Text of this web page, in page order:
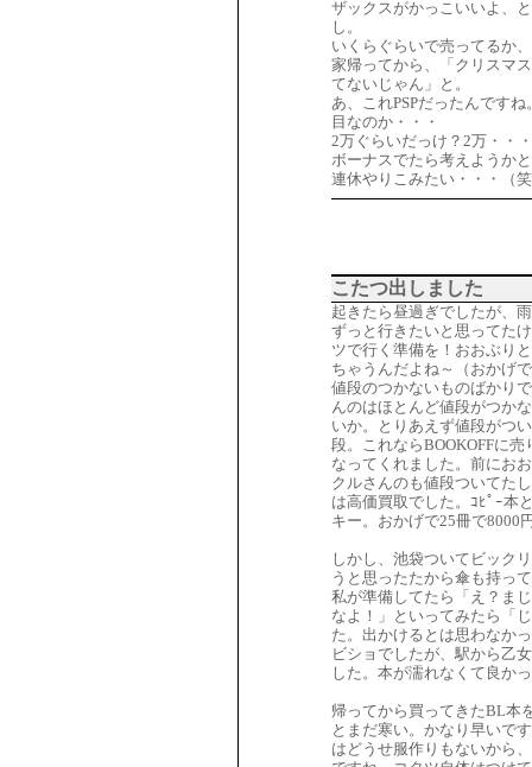
ザックスがかっこいいよ、
し。
いくらぐらいで売ってるか
家帰ってから、「クリスマ
てないじゃん」と。
あ、これPSPだったんです
目なのか・・・
2万ぐらいだっけ？2万・・・
ボーナスでたら考えようか
連休やりこみたい・・・（
こたつ出しました
起きたら昼過ぎでしたが、
ずっと行きたいと思ってた
ツで行く準備を！おおぶり
ちゃうんだよね～（おかげ
値段のつかないものばかり
んのはほとんど値段がつか
いか。とりあえず値段がつ
段。これならBOOKOFFに
なってくれました。前にお
クルさんのも値段ついてた
は高価買取でした。ｺﾋﾟｰ本
キー。おかげで25冊で8000
しかし、池袋ついてビック
うと思ったたから傘も持っ
私が準備してたら「え？ま
なよ！」といってみたら「
た。出かけるとは思わなか
ビショでしたが、駅から乙
した。本が濡れなくて良か
帰ってから買ってきたBL本
とまだ寒い。かなり早いで
はどうせ服作りもないから